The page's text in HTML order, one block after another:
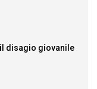
il disagio giovanile